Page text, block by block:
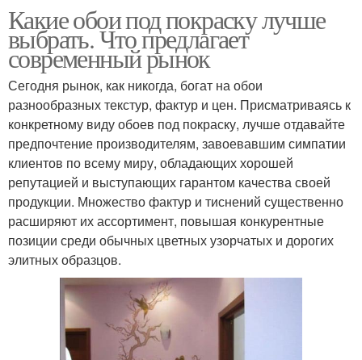
Какие обои под покраску лучше
выбрать. Что предлагает
современный рынок
Сегодня рынок, как никогда, богат на обои
разнообразных текстур, фактур и цен. Присматриваясь к
конкретному виду обоев под покраску, лучше отдавайте
предпочтение производителям, завоевавшим симпатии
клиентов по всему миру, обладающих хорошей
репутацией и выступающих гарантом качества своей
продукции. Множество фактур и тиснений существенно
расширяют их ассортимент, повышая конкурентные
позиции среди обычных цветных узорчатых и дорогих
элитных образцов.